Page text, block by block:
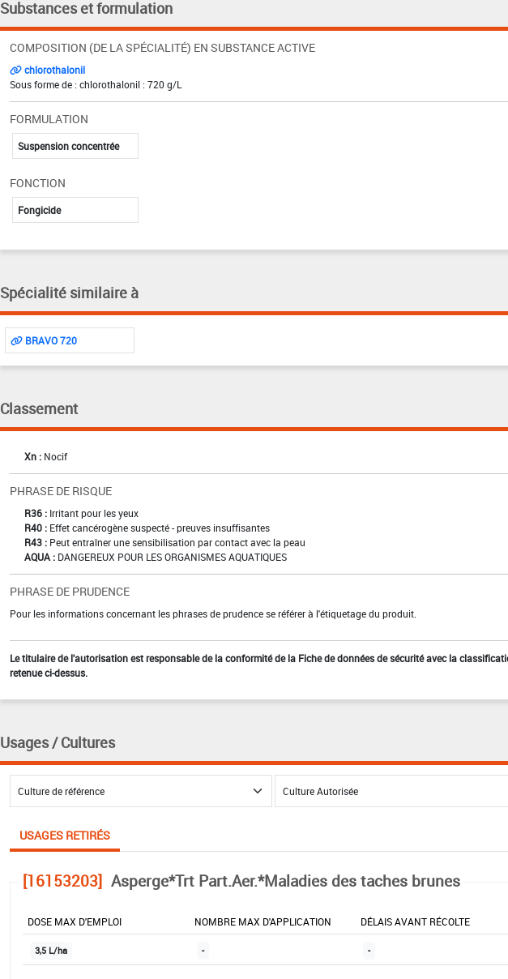
Substances et formulation
COMPOSITION (DE LA SPÉCIALITÉ) EN SUBSTANCE ACTIVE
chlorothalonil
Sous forme de : chlorothalonil : 720 g/L
FORMULATION
Suspension concentrée
FONCTION
Fongicide
Spécialité similaire à
BRAVO 720
Classement
Xn : Nocif
PHRASE DE RISQUE
R36 : Irritant pour les yeux
R40 : Effet cancérogène suspecté - preuves insuffisantes
R43 : Peut entraîner une sensibilisation par contact avec la peau
AQUA : DANGEREUX POUR LES ORGANISMES AQUATIQUES
PHRASE DE PRUDENCE
Pour les informations concernant les phrases de prudence se référer à l'étiquetage du produit.
Le titulaire de l'autorisation est responsable de la conformité de la Fiche de données de sécurité avec la
retenue ci-dessus.
Usages / Cultures
USAGES RETIRÉS
[16153203] Asperge*Trt Part.Aer.*Maladies des taches brunes
DOSE MAX D'EMPLOI NOMBRE MAX D'APPLICATION DÉLAIS AVANT RÉCOLTE
3,5 L/ha - -